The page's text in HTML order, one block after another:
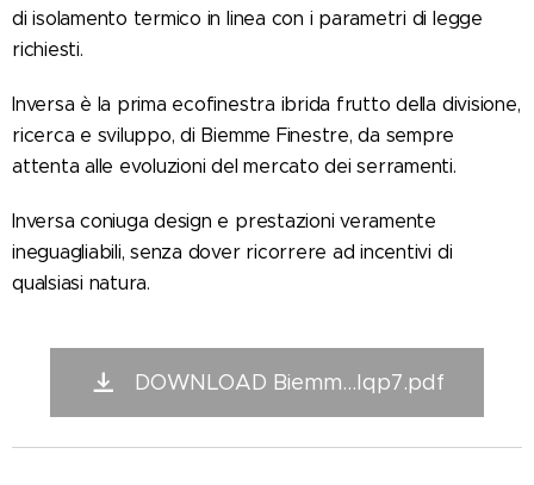
di isolamento termico in linea con i parametri di legge
richiesti.
Inversa è la prima ecofinestra ibrida frutto della divisione,
ricerca e sviluppo, di Biemme Finestre, da sempre
attenta alle evoluzioni del mercato dei serramenti.
Inversa coniuga design e prestazioni veramente
ineguagliabili, senza dover ricorrere ad incentivi di
qualsiasi natura.
DOWNLOAD Biemm...lqp7.pdf